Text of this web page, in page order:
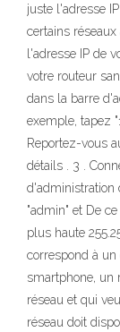
juste l'adresse
certains
l'adresse IP de
votre routeur
dans la barre
exemple, tapez
Reportez-vous
détails . 3 .
d'administration
"admin" et De
plus haute
correspond à
smartphone, un
réseau et qui
réseau doit